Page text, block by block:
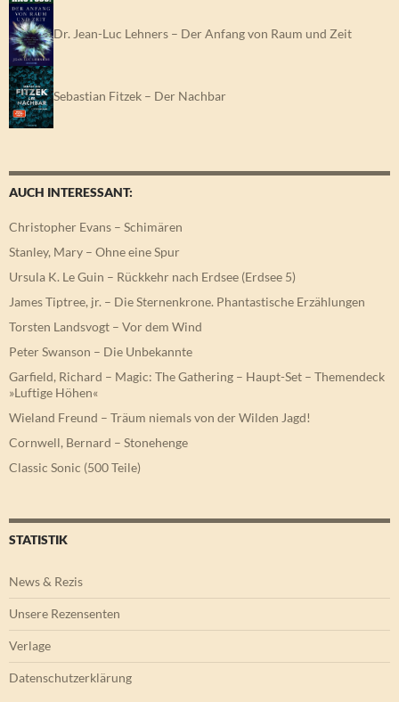
Dr. Jean-Luc Lehners – Der Anfang von Raum und Zeit
Sebastian Fitzek – Der Nachbar
AUCH INTERESSANT:
Christopher Evans – Schimären
Stanley, Mary – Ohne eine Spur
Ursula K. Le Guin – Rückkehr nach Erdsee (Erdsee 5)
James Tiptree, jr. – Die Sternenkrone. Phantastische Erzählungen
Torsten Landsvogt – Vor dem Wind
Peter Swanson – Die Unbekannte
Garfield, Richard – Magic: The Gathering – Haupt-Set – Themendeck
»Luftige Höhen«
Wieland Freund – Träum niemals von der Wilden Jagd!
Cornwell, Bernard – Stonehenge
Classic Sonic (500 Teile)
STATISTIK
News & Rezis
Unsere Rezensenten
Verlage
Datenschutzerklärung